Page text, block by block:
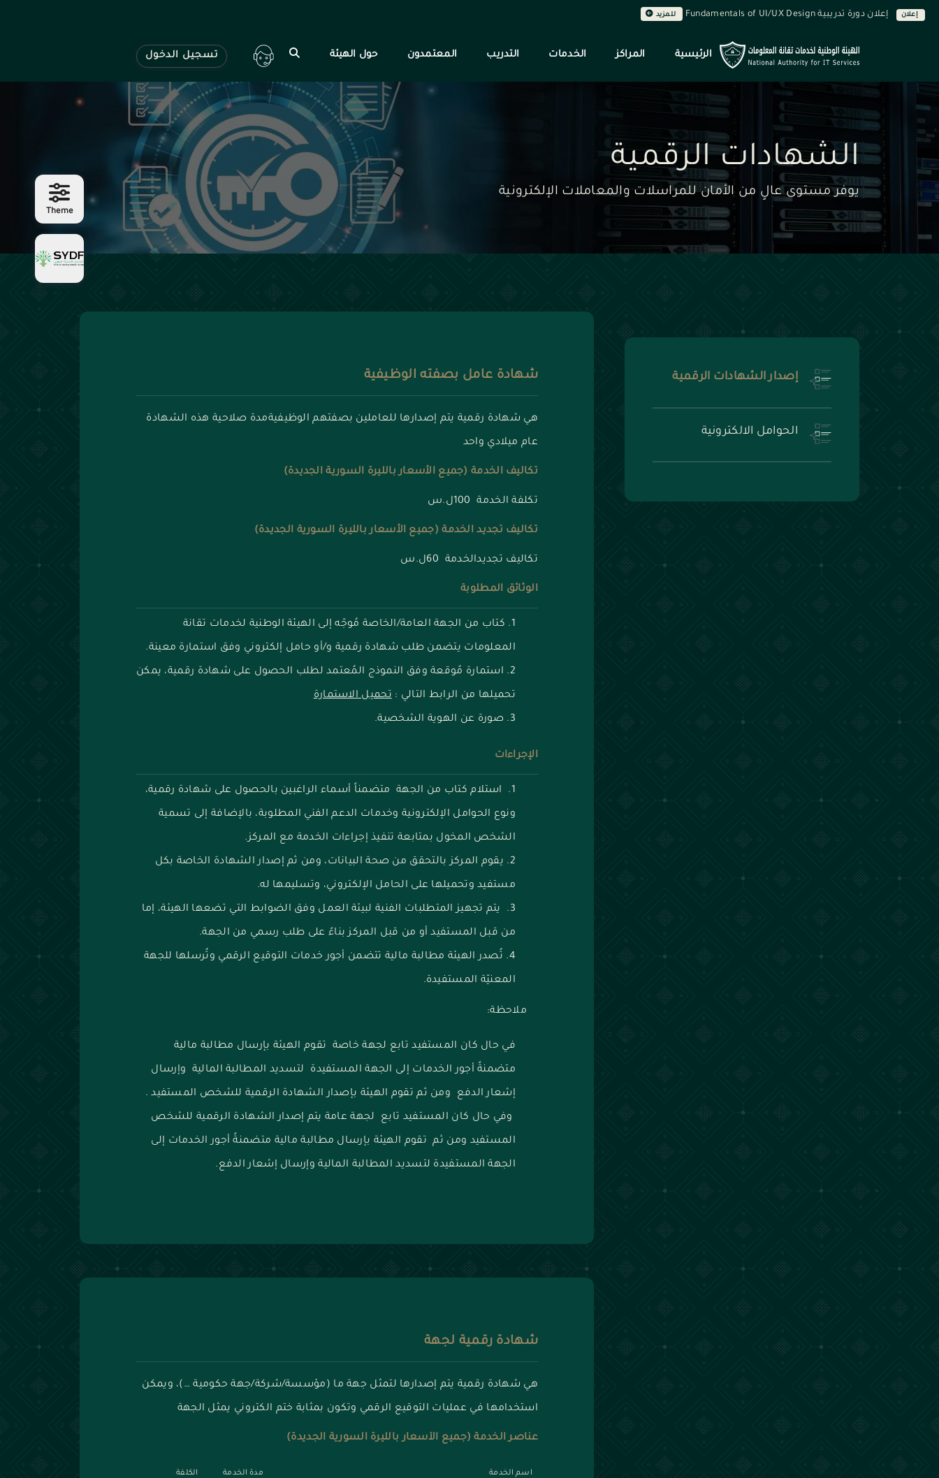
إعلان إعلان دورة تدريبية Fundamentals of UI/UX Design للمزيد
الرئيسية المراكز الخدمات التدريب المعتمدون حول الهيئة تسجيل الدخول
Theme
الشهادات الرقمية
يوفر مستوى عالٍ من الأمان للمراسلات والمعاملات الإلكترونية
إصدار الشهادات الرقمية
الحوامل الالكترونية
شهادة عامل بصفته الوظيفية
هي شهادة رقمية يتم إصدارها للعاملين بصفتهم الوظيفيةمدة صلاحية هذه الشهادة
عام ميلادي واحد
تكاليف الخدمة (جميع الأسعار بالليرة السورية الجديدة)
تكلفة الخدمة 100ل.س
تكاليف تجديد الخدمة (جميع الأسعار بالليرة السورية الجديدة)
تكاليف تجديدالخدمة 60ل.س
الوثائق المطلوبة
كتاب من الجهة العامة/الخاصة مُوجّه إلى الهيئة الوطنية لخدمات تقانة
المعلومات يتضمن طلب شهادة رقمية و/أو حامل إلكتروني وفق استمارة معينة.
استمارة مُوقعة وفق النموذج المُعتمد لطلب الحصول على شهادة رقمية، يمكن
تحميلها من الرابط التالي :تحميل الاستمارة
صورة عن الهوية الشخصية.
الإجراءات
استلام كتاب من الجهة متضمناً أسماء الراغبين بالحصول على شهادة رقمية،
ونوع الحوامل الإلكترونية وخدمات الدعم الفني المطلوبة، بالإضافة إلى تسمية
الشخص المخول بمتابعة تنفيذ إجراءات الخدمة مع المركز.
يقوم المركز بالتحقق من صحة البيانات، ومن ثم إصدار الشهادة الخاصة بكل
مستفيد وتحميلها على الحامل الإلكتروني، وتسليمها له.
يتم تجهيز المتطلبات الفنية لبيئة العمل وفق الضوابط التي تضعها الهيئة، إما
من قبل المستفيد أو من قبل المركز بناءً على طلب رسمي من الجهة.
تُصدر الهيئة مطالبة مالية تتضمن أجور خدمات التوقيع الرقمي وتُرسلها للجهة
المعنيّة المستفيدة.
ملاحظة:
في حال كان المستفيد تابع لجهة خاصة تقوم الهيئة بإرسال مطالبة مالية
متضمنةً أجور الخدمات إلى الجهة المستفيدة لتسديد المطالبة المالية وإرسال
إشعار الدفع ومن ثم تقوم الهيئة بإصدار الشهادة الرقمية للشخص المستفيد .
وفي حال كان المستفيد تابع لجهة عامة يتم إصدار الشهادة الرقمية للشخص
المستفيد ومن ثم تقوم الهيئة بإرسال مطالبة مالية متضمنةً أجور الخدمات إلى
الجهة المستفيدة لتسديد المطالبة المالية وإرسال إشعار الدفع.
شهادة رقمية لجهة
هي شهادة رقمية يتم إصدارها لتمثل جهة ما (مؤسسة/شركة/جهة حكومية …)، ويمكن
استخدامها في عمليات التوقيع الرقمي وتكون بمثابة ختم الكتروني يمثل الجهة
عناصر الخدمة (جميع الأسعار بالليرة السورية الجديدة)
اسم الخدمة مدة الخدمة الكلفة